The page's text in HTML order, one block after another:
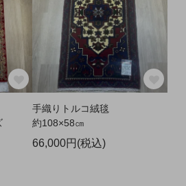
手織りトルコ絨毯
約108×58㎝
66,000円(税込)